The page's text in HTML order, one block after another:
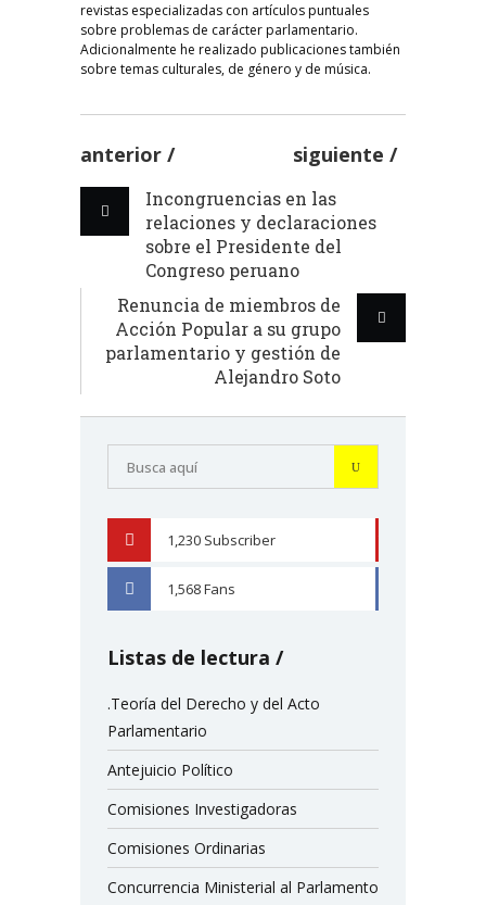
revistas especializadas con artículos puntuales
sobre problemas de carácter parlamentario.
Adicionalmente he realizado publicaciones también
sobre temas culturales, de género y de música.
anterior siguiente
Incongruencias en las
relaciones y declaraciones
sobre el Presidente del
Congreso peruano
Renuncia de miembros de
Acción Popular a su grupo
parlamentario y gestión de
Alejandro Soto
1,230 Subscriber
1,568Fans
Listas de lectura
.Teoría del Derecho y del Acto
Parlamentario
Antejuicio Político
Comisiones Investigadoras
Comisiones Ordinarias
Concurrencia Ministerial al Parlamento